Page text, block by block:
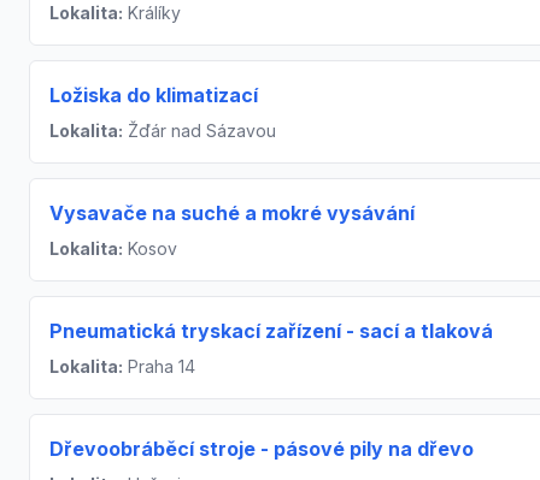
Lokalita: Králíky
Ložiska do klimatizací
Lokalita: Žďár nad Sázavou
Vysavače na suché a mokré vysávání
Lokalita: Kosov
Pneumatická tryskací zařízení - sací a tlaková
Lokalita: Praha 14
Dřevoobráběcí stroje - pásové pily na dřevo